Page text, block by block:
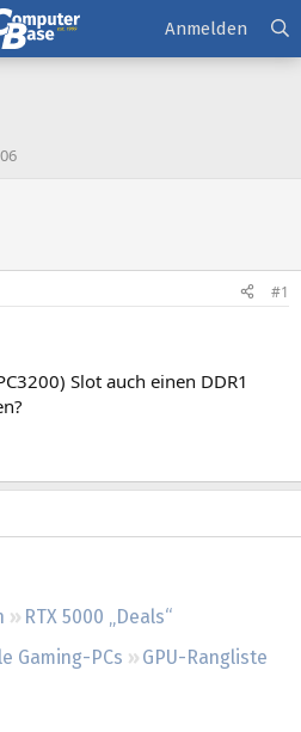
RTX 5000 „Deals“
Gaming-PCs
GPU-Rangliste
Anmelden
#1
Slot auch einen DDR1